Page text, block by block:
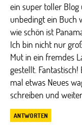
ein super toller
unbedingt ein Buch
wie schön ist
Ich bin nicht nur
Mut in ein fremdes
gestellt.
mal etwas Neues
schreiben und
ANTWORTEN